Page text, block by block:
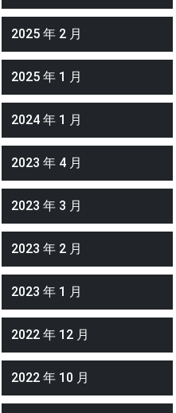
2025 年 2 月
2025 年 1 月
2024 年 1 月
2023 年 4 月
2023 年 3 月
2023 年 2 月
2023 年 1 月
2022 年 12 月
2022 年 10 月